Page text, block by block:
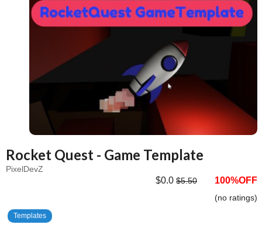
Rocket Quest - Game Template
PixelDevZ
$0.0 $5.50 100%OFF
(no ratings)
Templates